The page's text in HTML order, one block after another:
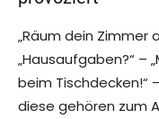
„Räum dein Zimmer
„Hausaufgaben?“ –
beim Tischdecken!“
diese gehören zum